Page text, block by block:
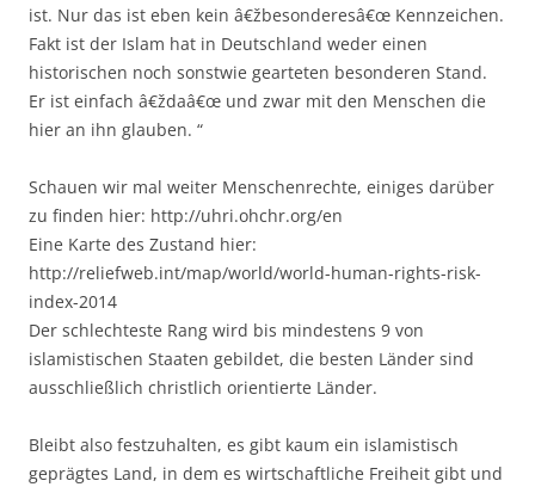
ist. Nur das ist eben kein â€žbesonderesâ€œ Kennzeichen.
Fakt ist der Islam hat in Deutschland weder einen
historischen noch sonstwie gearteten besonderen Stand.
Er ist einfach â€ždaâ€œ und zwar mit den Menschen die
hier an ihn glauben. “
Schauen wir mal weiter Menschenrechte, einiges darüber
zu finden hier: http://uhri.ohchr.org/en
Eine Karte des Zustand hier:
http://reliefweb.int/map/world/world-human-rights-risk-
index-2014
Der schlechteste Rang wird bis mindestens 9 von
islamistischen Staaten gebildet, die besten Länder sind
ausschließlich christlich orientierte Länder.
Bleibt also festzuhalten, es gibt kaum ein islamistisch
geprägtes Land, in dem es wirtschaftliche Freiheit gibt und